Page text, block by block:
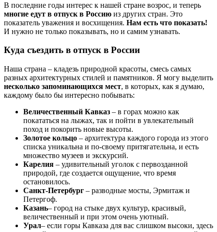
В последние годы интерес к нашей стране возрос, и теперь
многие едут в отпуск в Россию из других стран. Это
показатель уважения и восхищения. Нам есть что показать!
И нужно не только показывать, но и самим узнавать.
Куда съездить в отпуск в России
Наша страна – кладезь природной красоты, смесь самых
разных архитектурных стилей и памятников. Я могу выделить
несколько запоминающихся мест, в которых, как я думаю,
каждому было бы интересно побывать:
Величественный Кавказ – в горах можно как
покататься на лыжах, так и пойти в увлекательный
поход и покорить новые высоты.
Золотое кольцо – архитектура каждого города из этого
списка уникальна и по-своему притягательна, и есть
множество музеев и экскурсий.
Карелия – удивительный уголок с первозданной
природой, где создается ощущение, что время
остановилось.
Санкт-Петербург – разводные мосты, Эрмитаж и
Петергоф.
Казань– город на стыке двух культур, красивый,
величественный и при этом очень уютный.
Урал– если горы Кавказа для вас слишком высоки, здесь